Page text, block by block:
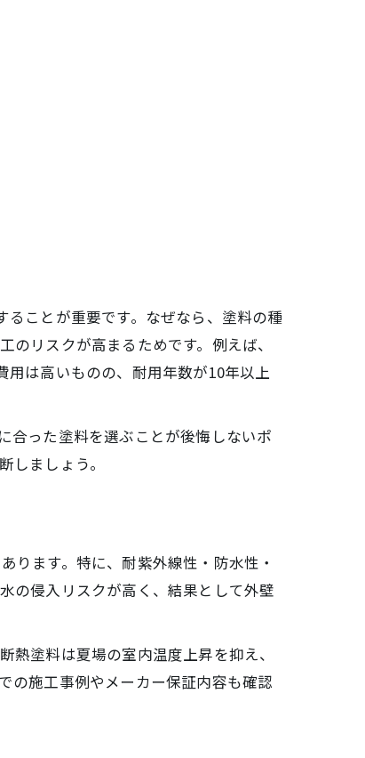
ことが重要です。なぜなら、塗料の種
リスクが高まるためです。例えば、
は高いものの、耐用年数が10年以上
合った塗料を選ぶことが後悔しないポ
ましょう。
ります。特に、耐紫外線性・防水性・
の侵入リスクが高く、結果として外壁
塗料は夏場の室内温度上昇を抑え、
の施工事例やメーカー保証内容も確認